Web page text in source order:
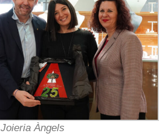
Joieria Àngels